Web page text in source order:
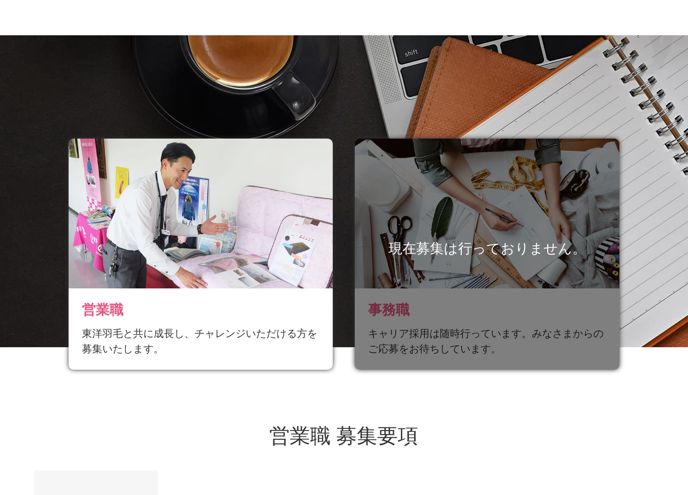
営業職
東洋羽毛と共に成長し、チャレンジいただける方を
募集いたします。
事務職
キャリア採用は随時行っています。みなさまからの
ご応募をお待ちしています。
営業職 募集要項